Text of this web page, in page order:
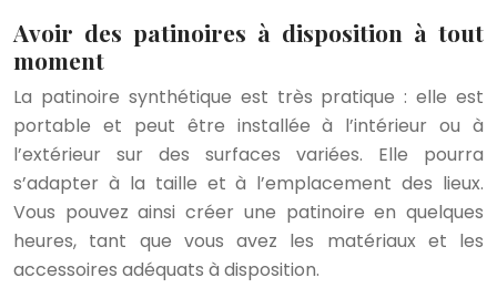
Avoir des patinoires à disposition à tout
moment
La patinoire synthétique est très pratique : elle est
portable et peut être installée à l’intérieur ou à
l’extérieur sur des surfaces variées. Elle pourra
s’adapter à la taille et à l’emplacement des lieux.
Vous pouvez ainsi créer une patinoire en quelques
heures, tant que vous avez les matériaux et les
accessoires adéquats à disposition.